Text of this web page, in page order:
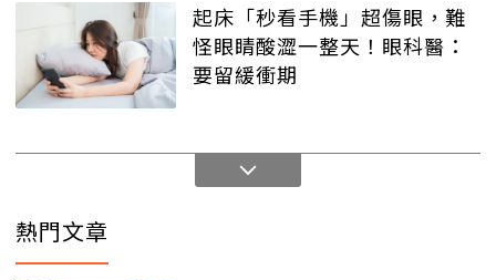
起床「秒看手機」超傷眼，難
怪眼睛酸澀一整天！眼科醫：
要留緩衝期
熱門文章